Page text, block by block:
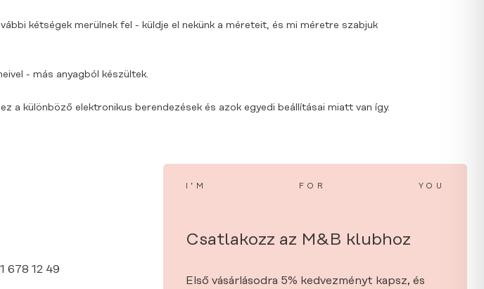
kétségek merülnek fel - küldje el nekünk a méreteit, és mi méretre szabjuk
- más anyagból készültek.
a különböző elektronikus berendezések és azok egyedi beállításai miatt van így.
678 12 49
I’M FOR YOU
Csatlakozz az M&B klubhoz
Első vásárlásodra 5% kedvezményt kapsz, és